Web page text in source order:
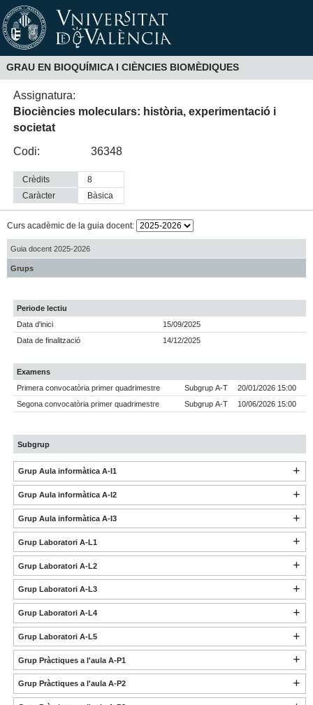
GRAU EN BIOQUÍMICA I CIÈNCIES BIOMÈDIQUES
Assignatura:
Biociències moleculars: història, experimentació i
societat
Codi:
36348
Crèdits
8
Caràcter
bàsica
Curs acadèmic de la guia docent:
Guia docent 2025-2026
Grups
Periode lectiu
Data d'inici
15/09/2025
Data de finalització
14/12/2025
Examens
Primera convocatòria primer quadrimestre
Subgrup A-T
20/01/2026 15:00
Segona convocatòria primer quadrimestre
Subgrup A-T 10/06/2026 15:00
Subgrup
Grup Aula informàtica A-I1
Grup Aula informàtica A-I2
Grup Aula informàtica A-I3
Grup Laboratori A-L1
Grup Laboratori A-L2
Grup Laboratori A-L3
Grup Laboratori A-L4
Grup Laboratori A-L5
Grup Pràctiques a l'aula A-P1
Grup Pràctiques a l'aula A-P2